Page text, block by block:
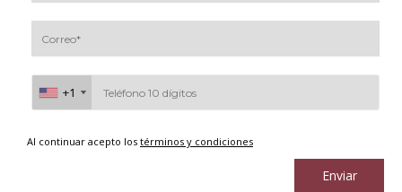
+1
+1
Al continuar acepto los términos y condiciones
Enviar